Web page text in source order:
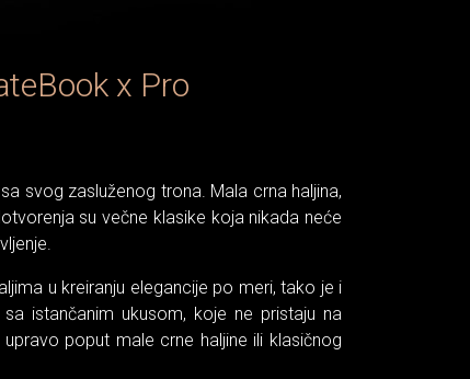
x Pro
svog zasluženog trona. Mala crna haljina,
su večne klasike koja nikada neće
u kreiranju elegancije po meri, tako je i
istančanim ukusom, koje ne pristaju na
poput male crne haljine ili klasičnog